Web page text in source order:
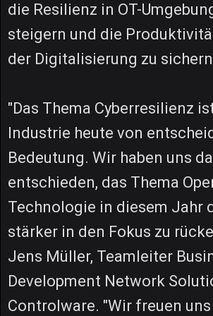
die Resilienz in OT-
steigern und die
der Digitalisierung zu
"Das Thema Cyberresilienz
Industrie heute von
Bedeutung. Wir haben uns
entschieden, das Thema
Technologie in diesem Jahr
stärker in den Fokus zu
Jens Müller, Teamleiter
Development Network
Controlware. "Wir freuen uns